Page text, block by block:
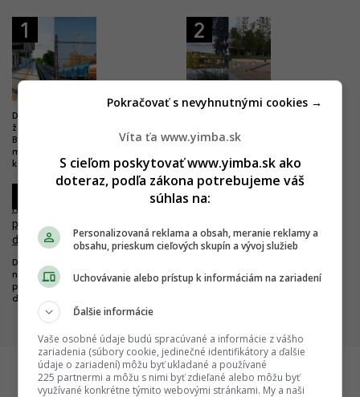
1
Drastické zlepšenie pre
železničnú dopravu. Trať z
Bratislavy do Komárna sa má
modernizovať, zvýši sa jej
kapacita
2
unikátny most
Dobré správy z najväčších
nemocníc. Výstavba veľkých
projektov napreduje, hlásia
dôležité míľniky
4
Rozhodujúci míľnik sa blíži. Na
Víta ťa www.yimba.sk
S cieľom poskytovať www.yimba.sk ako
doteraz, podľa zákona potrebujeme váš
súhlas na:
Personalizovaná reklama a obsah, meranie reklamy a
obsahu, prieskum cieľových skupín a vývoj služieb
Uchovávanie alebo prístup k informáciám na zariadení
Ďalšie informácie
Vaše osobné údaje budú spracúvané a informácie z vášho
zariadenia (súbory cookie, jedinečné identifikátory a ďalšie
údaje o zariadení) môžu byť ukladané a používané
225 partnermi a môžu s nimi byť zdieľané alebo môžu byť
využívané konkrétne týmito webovými stránkami. My a naši
Pokračovať s nevyhnutnými cookies →